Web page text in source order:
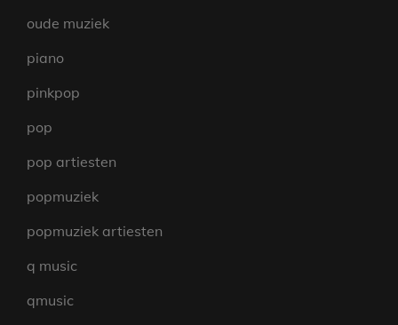
oude muziek
piano
pinkpop
pop
pop artiesten
popmuziek
popmuziek artiesten
q music
qmusic